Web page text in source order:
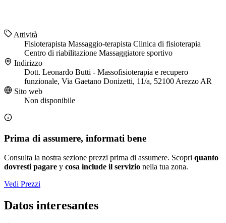
Attività
Fisioterapista Massaggio-terapista Clinica di fisioterapia
Centro di riabilitazione Massaggiatore sportivo
Indirizzo
Dott. Leonardo Butti - Massofisioterapia e recupero
funzionale, Via Gaetano Donizetti, 11/a, 52100 Arezzo AR
Sito web
Non disponibile
Prima di assumere, informati bene
Consulta la nostra sezione prezzi prima di assumere. Scopri quanto
dovresti pagare y cosa include il servizio nella tua zona.
Vedi Prezzi
Datos interesantes